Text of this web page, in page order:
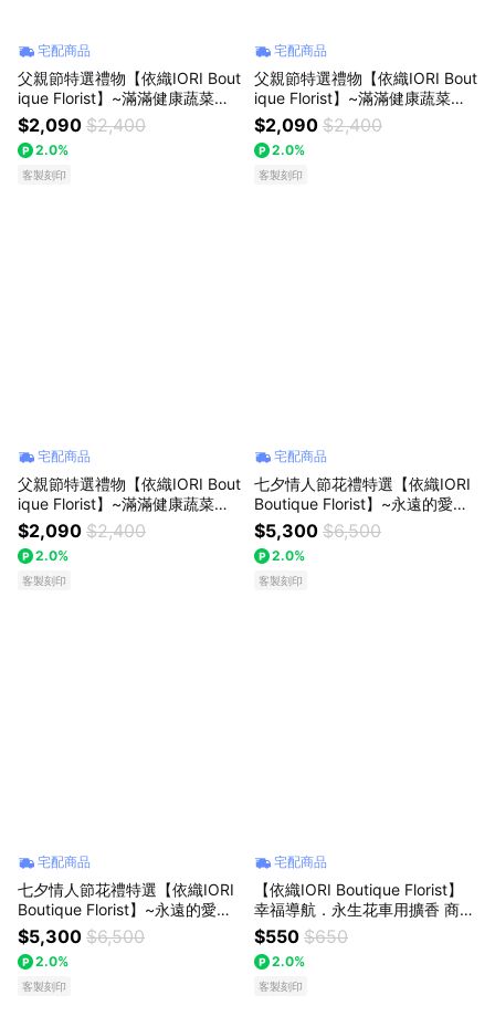
宅配商品
父親節特選禮物【依織IORI Bout
ique Florist】~滿滿健康蔬菜花
束
$2,090 $2,400
2.0%
客製刻印
宅配商品
父親節特選禮物【依織IORI Bout
ique Florist】~滿滿健康蔬菜花
束
$2,090 $2,400
2.0%
客製刻印
宅配商品
父親節特選禮物【依織IORI Bout
ique Florist】~滿滿健康蔬菜花
束
$2,090 $2,400
2.0%
客製刻印
宅配商品
七夕情人節花禮特選【依織IORI
Boutique Florist】~永遠的愛與
承諾 久久玫瑰鮮花花束 99朵玫
瑰 全台配送
$5,300 $6,500
2.0%
客製刻印
宅配商品
七夕情人節花禮特選【依織IORI
Boutique Florist】~永遠的愛與
承諾 久久玫瑰鮮花花束 99朵玫
瑰 全台配送
$5,300 $6,500
2.0%
客製刻印
宅配商品
【依織IORI Boutique Florist】
幸福導航．永生花車用擴香 商務
送禮 父親節送禮 生日禮物
$550 $650
2.0%
客製刻印